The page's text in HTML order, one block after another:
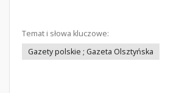
Temat i słowa kluczowe:
Gazety polskie ; Gazeta Olsztyńska